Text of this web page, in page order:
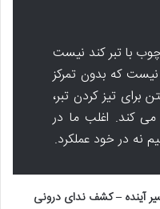
با تبر کند نیست
که بدون تمرکز
برای تیز کردن تبر،
کند. اغلب ما در
نه در خود عملکرد.
آینده – کشف ندای درونی